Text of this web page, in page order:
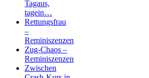
Tagaus,
tagein…
Rettungsfrau
–
Reminiszenzen
Zug-Chaos –
Reminiszenzen
Zwischen